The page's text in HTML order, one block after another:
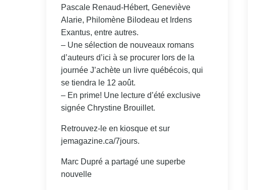
Pascale Renaud-Hébert, Geneviève
Alarie, Philomène Bilodeau et Irdens
Exantus, entre autres.
– Une sélection de nouveaux romans
d’auteurs d’ici à se procurer lors de la
journée J’achète un livre québécois, qui
se tiendra le 12 août.
– En prime! Une lecture d’été exclusive
signée Chrystine Brouillet.
Retrouvez-le en kiosque et sur
jemagazine.ca/7jours.
Marc Dupré a partagé une superbe
nouvelle